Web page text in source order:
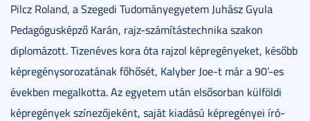
Pilcz Roland, a Szegedi Tudományegyetem Juhász Gyula
Pedagógusképző Karán, rajz-számítástechnika szakon
diplomázott. Tizenéves kora óta rajzol képregényeket, később
képregénysorozatának főhősét, Kalyber Joe-t már a 90’-es
években megalkotta. Az egyetem után elsősorban külföldi
képregények színezőjeként, saját kiadású képregényei író-